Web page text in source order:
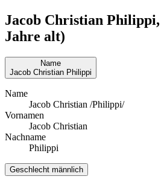
Jacob Christian Philippi,
Jahre alt)
Name
Jacob Christian Philippi
Name
Jacob Christian /Philippi/
Vornamen
Jacob Christian
Nachname
Philippi
Geschlecht männlich